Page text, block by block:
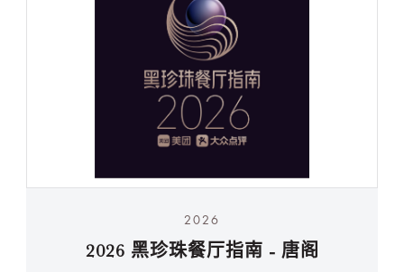
2026
2026 黑珍珠餐厅指南 - 唐阁